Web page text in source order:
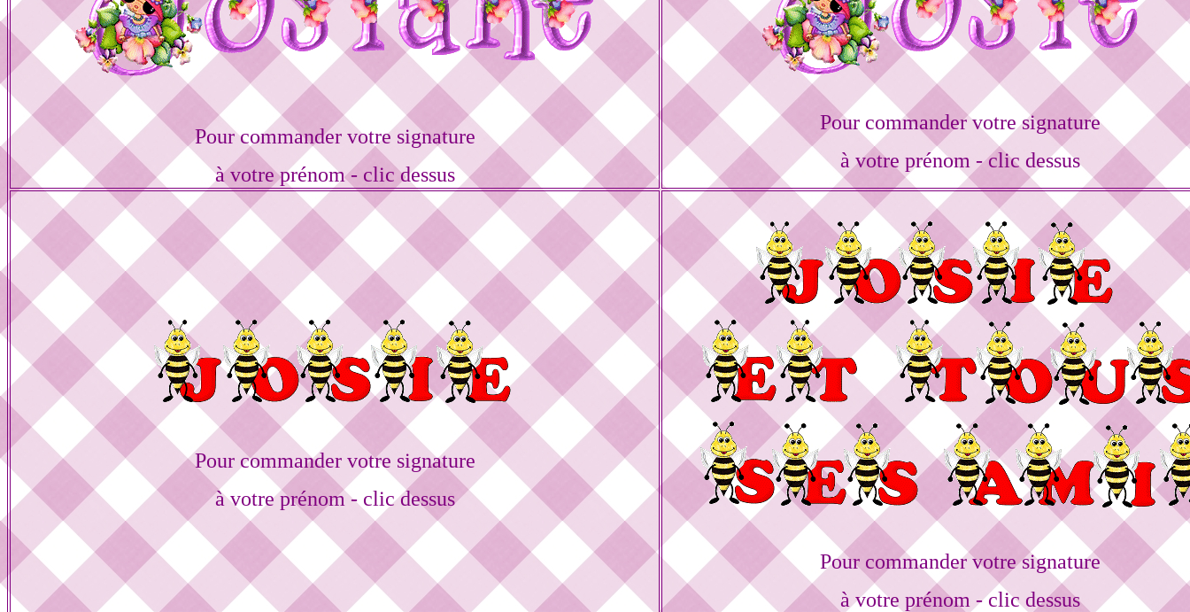
Pour commander votre signature
à votre prénom - clic dessus
Pour commander votre signature
à votre prénom - clic dessus
Pour commander votre signature
à votre prénom - clic dessus
Pour commander votre signature
à votre prénom - clic dessus